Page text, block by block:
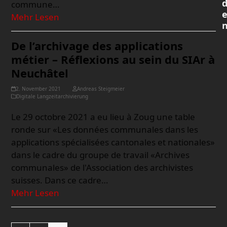
commune…
Mehr Lesen
De l’archivage des applications
métier – Réflexions au sein du SIAr à
Neuchâtel
2. November 2021
Andreas Steigmeier
Digitale Langzeitarchivierung
Le 29 octobre 2021 a eu lieu à Zoug une table
ronde sur «Les données communales dans les
applications spécialisées cantonales et nationales»
dans le cadre du groupe de travail «Archives
communales» de l'Association des archivistes
suisses. Dans ce cadre…
Mehr Lesen